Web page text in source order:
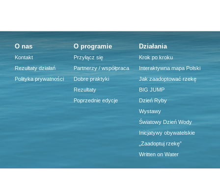
O nas
Kontakt
Rezultaty działań
Polityka prywatności
O programie
Przyłącz się
Partnerzy / współpraca
Dobre praktyki
Rezultaty
Poprzednie edycje
Działania
Krok po kroku
Interaktywna mapa Polski
Jak zaadoptować rzekę
BIG JUMP
Dzień Ryby
Wystawy
Światowy Dzień Wody
Inicjatywy obywatelskie
„Zaadoptuj rzekę”
Written on Water